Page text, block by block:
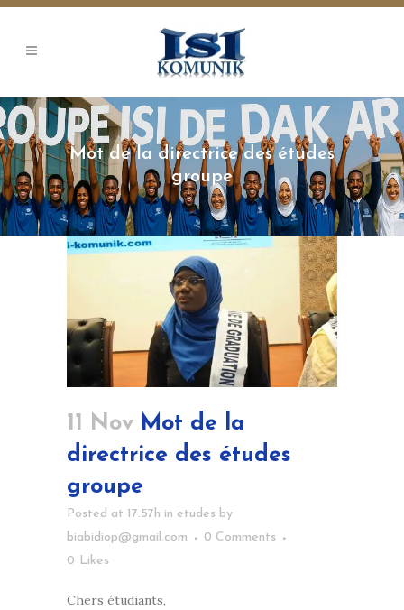
Mot de la directrice des études
groupe
11 Nov Mot de la
directrice des études
groupe
Posted at 17:57h in etudes by
biabidiop@gmail.com
0 Comments
0 Likes
Chers étudiants,